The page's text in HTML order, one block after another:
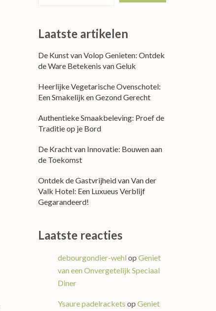
Laatste artikelen
De Kunst van Volop Genieten: Ontdek
de Ware Betekenis van Geluk
Heerlijke Vegetarische Ovenschotel:
Een Smakelijk en Gezond Gerecht
Authentieke Smaakbeleving: Proef de
Traditie op je Bord
De Kracht van Innovatie: Bouwen aan
de Toekomst
Ontdek de Gastvrijheid van Van der
Valk Hotel: Een Luxueus Verblijf
Gegarandeerd!
Laatste reacties
debourgondier-wehl op Geniet
van een Onvergetelijk Speciaal
Diner
Ysaure padelrackets op Geniet